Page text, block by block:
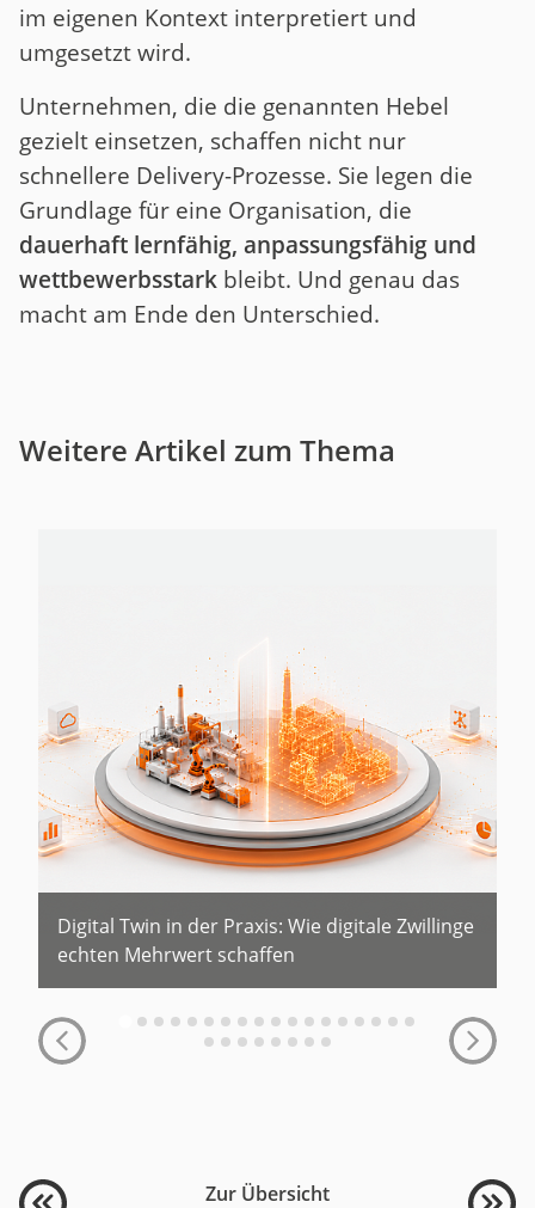
im eigenen Kontext interpretiert und
umgesetzt wird.
Unternehmen, die die genannten Hebel
gezielt einsetzen, schaffen nicht nur
schnellere Delivery-Prozesse. Sie legen die
Grundlage für eine Organisation, die
dauerhaft lernfähig, anpassungsfähig und
wettbewerbsstark bleibt. Und genau das
macht am Ende den Unterschied.
Weitere Artikel zum Thema
Digital Twin in der Praxis: Wie digitale Zwillinge
echten Mehrwert schaffen
Zur Übersicht